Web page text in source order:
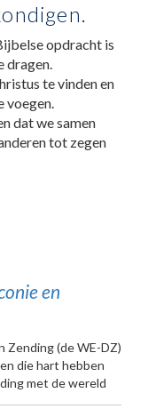
opdracht is
dragen.
te vinden en
voegen.
dat we samen
tot zegen
en
Zending (de WE-DZ)
die hart hebben
met de wereld